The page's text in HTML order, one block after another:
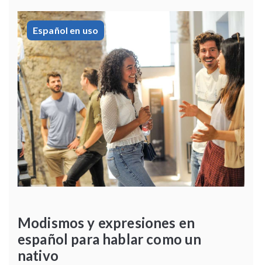
Español en uso
Modismos y expresiones en
español para hablar como un
nativo